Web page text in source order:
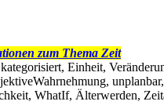
zum Thema Zeit
Einheit,
WhatIf, Älterwerden,